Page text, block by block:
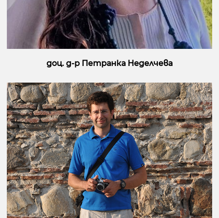
доц. д-р Петранка Неделчева